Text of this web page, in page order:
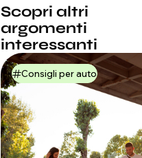
Scopri altri
argomenti
interessanti
Consigli per auto